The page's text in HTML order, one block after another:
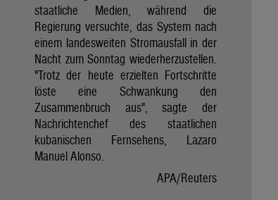
staatliche Medien, während die
Regierung versuchte, das System nach
einem landesweiten Stromausfall in der
Nacht zum Sonntag wiederherzustellen.
"Trotz der heute erzielten Fortschritte
löste eine Schwankung den
Zusammenbruch aus", sagte der
Nachrichtenchef des staatlichen
kubanischen Fernsehens, Lazaro
Manuel Alonso.
APA/Reuters